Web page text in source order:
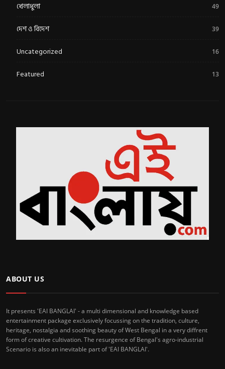
খেলাধুলা 49
দেশ ও বিদেশ 39
Uncategorized 16
Featured 13
ABOUT US
It presents 'EAI BANGLAI' - a multi dimensional and knowledge based
entertainment package exclusively focussing on the tradition, culture,
heritage, nostalgia and soothing beauty of West Bengal in a very diffrent
form of creative cultivation. The resurgence of Bengal's agro-industrial
Scenario is also an inevitable part of 'EAI BANGLAI'.